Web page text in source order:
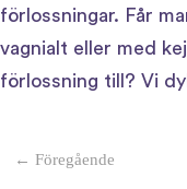
förlossningar. Får
vagnialt eller med
förlossning till? Vi
← Föregående